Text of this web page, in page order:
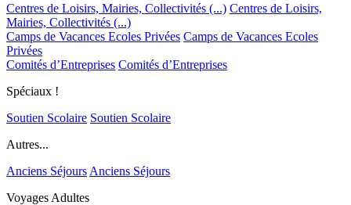
Centres de Loisirs, Mairies, Collectivités (...) Centres de Loisirs,
Mairies, Collectivités (...)
Camps de Vacances Ecoles Privées Camps de Vacances Ecoles
Privées
Comités d’Entreprises Comités d’Entreprises
Spéciaux !
Soutien Scolaire Soutien Scolaire
Autres...
Anciens Séjours Anciens Séjours
Voyages Adultes